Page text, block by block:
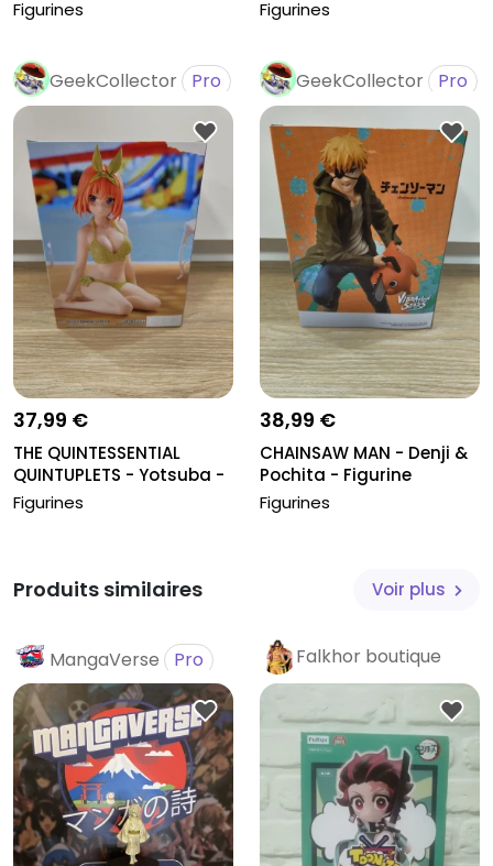
Figurines Figurines
GeekCollector Pro
37,99 €
THE QUINTESSENTIAL
QUINTUPLETS - Yotsuba -
Figurine...
Figurines
GeekCollector Pro
38,99 €
CHAINSAW MAN - Denji &
Pochita - Figurine
Vibratio...
Figurines
Produits similaires Voir plus
MangaVerse Pro
Falkhor boutique
Pro